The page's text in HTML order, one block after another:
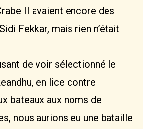
II avaient encore des
Fekkar, mais rien n’était
de voir sélectionné le
en lice contre
bateaux aux noms de
nous aurions eu une bataille